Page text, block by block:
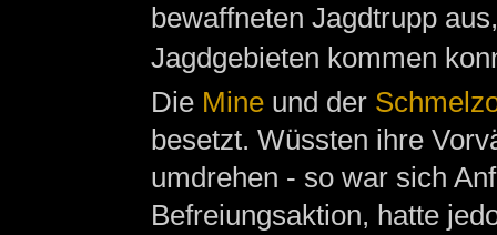
bewaffneten Jagdtrupp
Jagdgebieten kommen
Die Mineund der
besetzt. Wüssten ihre
umdrehen - so war sich
Befreiungsaktion, hatte